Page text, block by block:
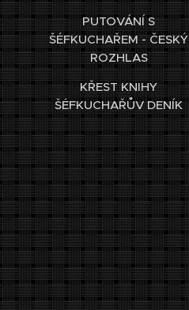
PUTOVÁNÍ S
ŠÉFKUCHAŘEM - ČESKÝ
ROZHLAS
KŘEST KNIHY
ŠÉFKUCHAŘŮV DENÍK